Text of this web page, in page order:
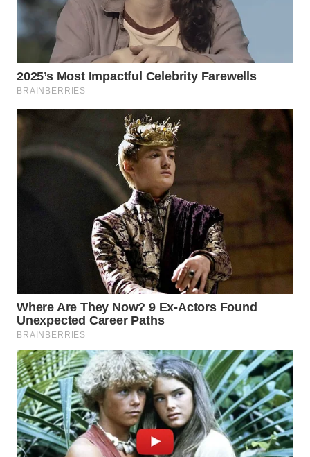
TIMUR
WN
SEMARANG
WN
SOLO
WN
BOROBUDUR
NATUNA
WN
BINTAN
WN
MANDALIKA
WN